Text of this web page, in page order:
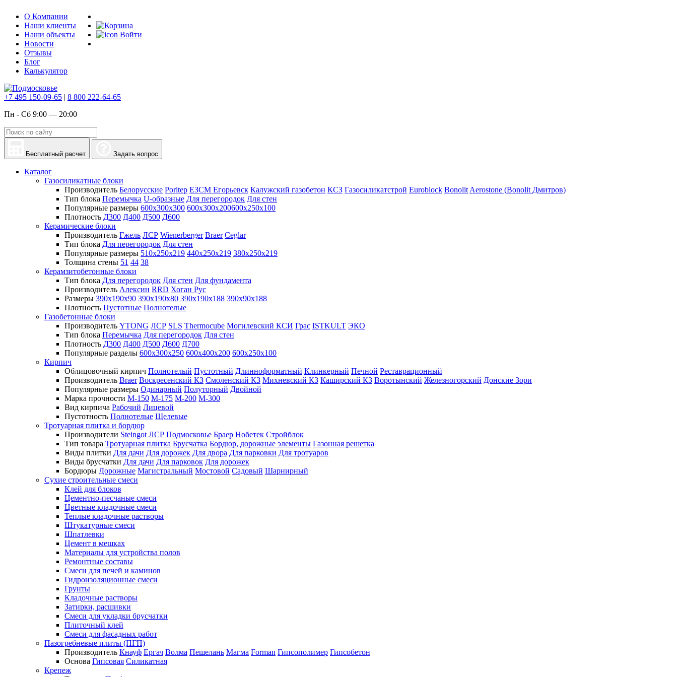
О Компании
Наши клиенты
Наши объекты
Новости
Отзывы
Блог
Калькулятор
Войти
+7 495 150-09-65 | 8 800 222-64-65
Пн - Сб 9:00 — 20:00
Бесплатный расчет Задать вопрос
Каталог
Газосиликатные блоки
Производитель Белорусские Poritep ЕЗСМ Егорьевск Калужский газобетон КСЗ Газосиликатстрой Euroblock Bonolit Aerostone (Bonolit Дмитров)
Тип блока Перемычка U-образные Для перегородок Для стен
Популярные размеры 600х300х300 600х300х200600х250х100
Плотность Д300 Д400 Д500 Д600
Керамические блоки
Производитель Гжель ЛСР Wienerberger Braer Ceglar
Тип блока Для перегородок Для стен
Популярные размеры 510х250х219 440х250х219 380х250х219
Толщина стены 51 44 38
Керамзитобетонные блоки
Тип блока Для перегородок Для стен Для фундамента
Производитель Алексин RRD Хоган Рус
Размеры 390х190х90 390х190х80 390х190х188 390х90х188
Плотность Пустотные Полнотелые
Газобетонные блоки
Производитель YTONG ЛСР SLS Thermocube Могилевский КСИ Грас ISTKULT ЭКО
Тип блока Перемычка Для перегородок Для стен
Плотность Д300 Д400 Д500 Д600 Д700
Популярные разделы 600х300х250 600х400х200 600х250х100
Кирпич
Облицовочный кирпич Полнотелый Пустотный Длинноформатный Клинкерный Печной Реставрационный
Производитель Braer Воскресенский КЗ Смоленский КЗ Михневский КЗ Каширский КЗ Воротынский Железногорский Донские Зори
Популярные размеры Одинарный Полуторный Двойной
Марка прочности М-150 М-175 М-200 М-300
Вид кирпича Рабочий Лицевой
Пустотность Полнотелые Щелевые
Тротуарная плитка и бордюр
Производители Steingot ЛСР Подмосковье Браер Нобетек Стройблок
Тип товара Тротуарная плитка Брусчатка Бордюр, дорожные элементы Газонная решетка
Виды плитки Для дачи Для дорожек Для двора Для парковки Для тротуаров
Виды брусчатки Для дачи Для парковок Для дорожек
Бордюры Дорожные Магистральный Мостовой Садовый Шарнирный
Сухие строительные смеси
Клей для блоков
Цементно-песчаные смеси
Цветные кладочные смеси
Теплые кладочные растворы
Штукатурные смеси
Шпатлевки
Цемент в мешках
Материалы для устройства полов
Ремонтные составы
Смеси для печей и каминов
Гидроизоляционные смеси
Грунты
Кладочные растворы
Затирки, расшивки
Смеси для укладки брусчатки
Плиточный клей
Смеси для фасадных работ
Пазогребневые плиты (ПГП)
Производитель Кнауф Ергач Волма Пешелань Магма Forman Гипсополимер Гипсобетон
Основа Гипсовая Силикатная
Крепеж